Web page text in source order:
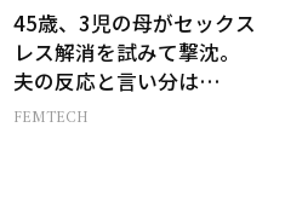
45歳、3児の母がセックス
レス解消を試みて撃沈。
夫の反応と言い分は…
FEMTECH